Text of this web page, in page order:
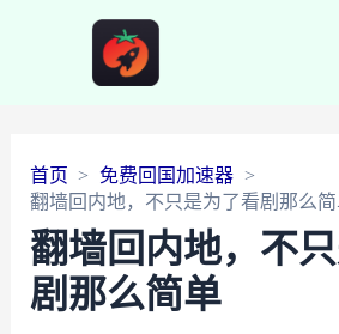
首页
免费回国加速器
翻墙回内地，不只是为了看剧那么
翻墙回内地，不
剧那么简单